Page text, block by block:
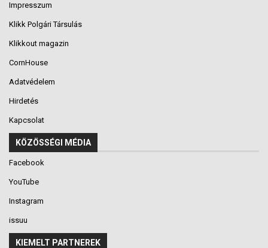
Impresszum
Klikk Polgári Társulás
Klikkout magazin
CornHouse
Adatvédelem
Hirdetés
Kapcsolat
KÖZÖSSÉGI MÉDIA
Facebook
YouTube
Instagram
issuu
KIEMELT PARTNEREK